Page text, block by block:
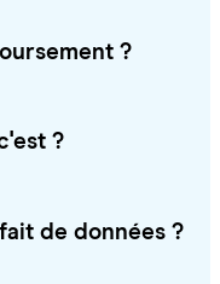
?
?
de données ?